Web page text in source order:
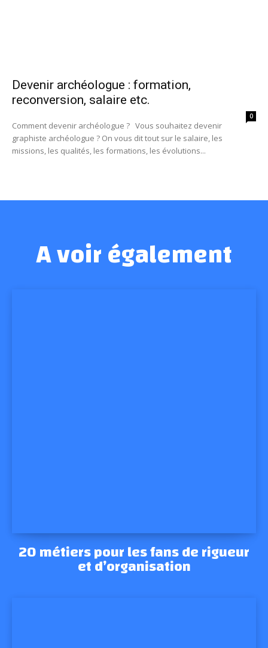
Devenir archéologue : formation,
reconversion, salaire etc.
0
Comment devenir archéologue ? Vous souhaitez devenir
graphiste archéologue ? On vous dit tout sur le salaire, les
missions, les qualités, les formations, les évolutions...
A voir également
20 métiers pour les fans de rigueur
et d’organisation